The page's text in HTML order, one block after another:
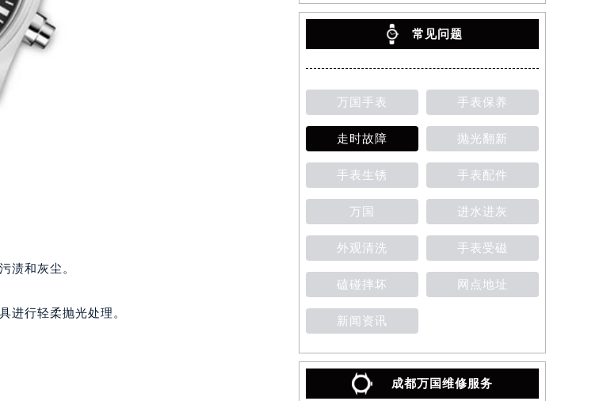
渍和灰尘。
进行轻柔抛光处理。
常见问题
万国手表 手表保养
走时故障 抛光翻新
手表生锈 手表配件
万国 进水进灰
外观清洗 手表受磁
磕碰摔坏 网点地址
新闻资讯
成都万国维修服务